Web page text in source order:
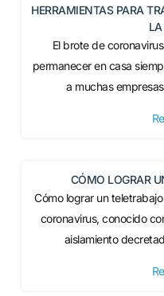
HERRAMIENTAS PARA
El brote de
permanecer en casa
a muchas
CÓMO LOGRAR
Cómo lograr un
coronavirus, conocido
aislamiento